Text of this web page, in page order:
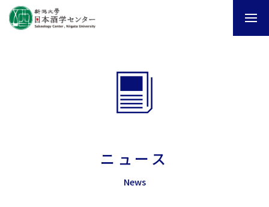
ニュース
News